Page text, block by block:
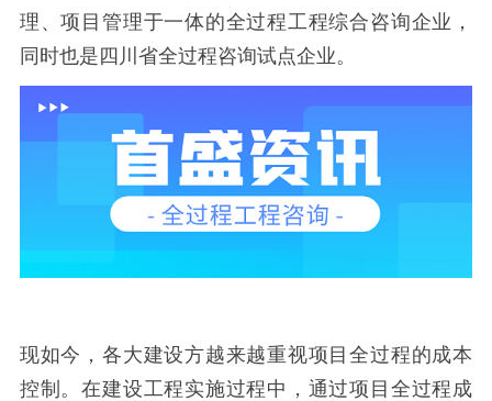
理、项目管理于一体的全过程工程综合咨询企业，
同时也是四川省全过程咨询试点企业。
现如今，各大建设方越来越重视项目全过程的成本
控制。在建设工程实施过程中，通过项目全过程成